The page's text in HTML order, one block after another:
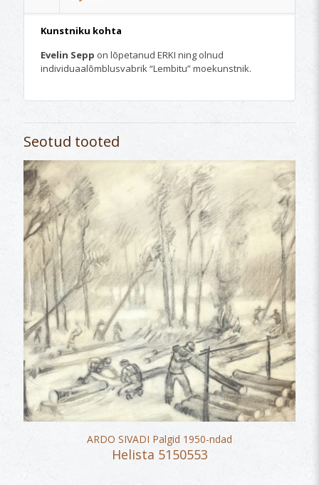
Kunstniku kohta
Evelin Sepp on lõpetanud ERKI ning olnud
individuaalõmblusvabrik “Lembitu” moekunstnik.
Seotud tooted
ARDO SIVADI Palgid 1950-ndad
Helista 5150553